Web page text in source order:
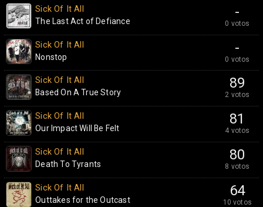
-
0 votos
Sick Of It All
The Last Act of Defiance
-
0 votos
Sick Of It All
Nonstop
89
2 votos
Sick Of It All
Based On A True Story
81
4 votos
Sick Of It All
Our Impact Will Be Felt
80
8 votos
Sick Of It All
Death To Tyrants
64
10 votos
Sick Of It All
Outtakes for the Outcast